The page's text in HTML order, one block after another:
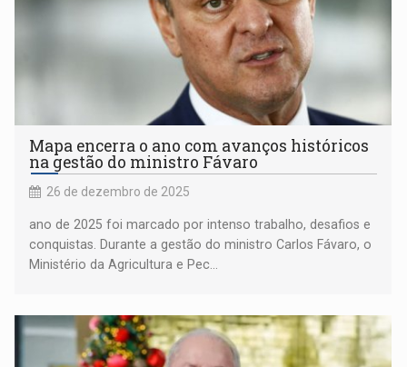
Mapa encerra o ano com avanços históricos
na gestão do ministro Fávaro
26 de dezembro de 2025
ano de 2025 foi marcado por intenso trabalho, desafios e
conquistas. Durante a gestão do ministro Carlos Fávaro, o
Ministério da Agricultura e Pec...